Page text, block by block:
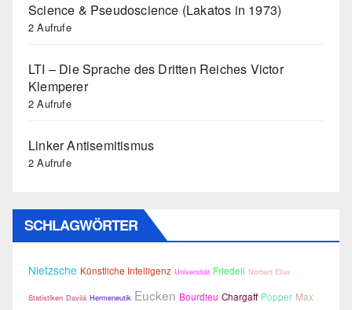
Science & Pseudoscience (Lakatos in 1973)
2 Aufrufe
LTI – Die Sprache des Dritten Reiches Victor
Klemperer
2 Aufrufe
Linker Antisemitismus
2 Aufrufe
SCHLAGWÖRTER
Nietzsche Künstliche Intelligenz Universität Friedell Norbert Elias
Statistiken Davilá Hermeneutik Eucken Bourdieu Chargaff Popper Max